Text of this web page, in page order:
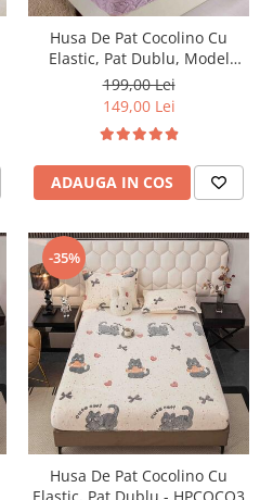
Husa De Pat Cocolino Cu
Elastic, Pat Dublu, Model
Tricot,Mov
199,00 Lei
149,00 Lei
ADAUGA IN COS
-35%
Husa De Pat Cocolino Cu